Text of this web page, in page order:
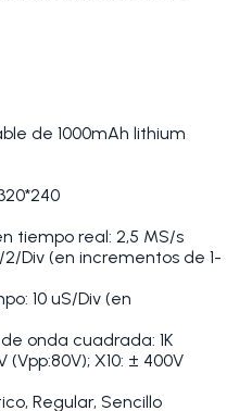
de 1000mAh lithium
tiempo real: 2,5 MS/s
Div (en incrementos de 1-
10 uS/Div (en
onda cuadrada: 1K
X10: ± 400V
Regular, Sencillo